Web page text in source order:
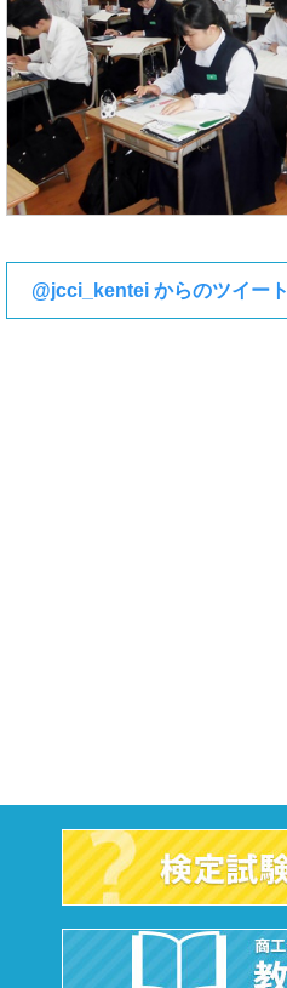
@jcci_kentei からのツイート